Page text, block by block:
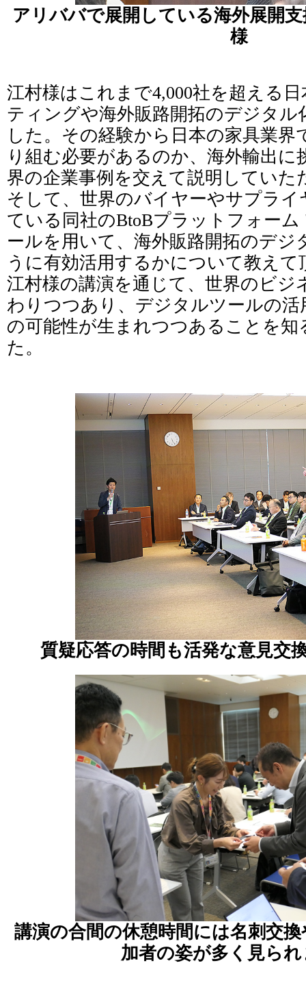
アリババで展開している海外展開
様
江村様はこれまで4,000社を超える
ティングや海外販路開拓のデジタル
した。その経験から日本の家具業界
り組む必要があるのか、海外輸出に
界の企業事例を交えて説明していた
そして、世界のバイヤーやサプラ
ている同社のBtoBプラットフォーム
ールを用いて、海外販路開拓のデジ
うに有効活用するかについて教えて
江村様の講演を通じて、世界のビジ
わりつつあり、デジタルツールの
の可能性が生まれつつあることを
た。
質疑応答の時間も活発な意見交
講演の合間の休憩時間には名刺交
加者の姿が多く見ら